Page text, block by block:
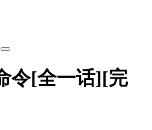
令[全一话][完